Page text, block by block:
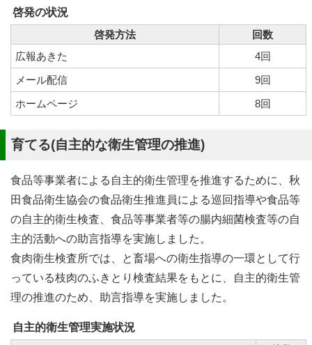
啓発の状況
啓発方法
回数
広報あきた
4回
メール配信
9回
ホームページ
8回
育てる(自主的な衛生管理の推進)
食品等事業者による自主的衛生管理を推進するために、秋
田食品衛生協会の食品衛生推進員による巡回指導や食品等
の自主的衛生検査、食品等事業者等の腸内細菌検査等の自
主的活動への助言指導を実施しました。
食肉衛生検査所では、と畜場への衛生指導の一環として行
っている枝肉のふきとり検査結果をもとに、自主的衛生管
理の推進のため、助言指導を実施しました。
自主的衛生管理実施状況